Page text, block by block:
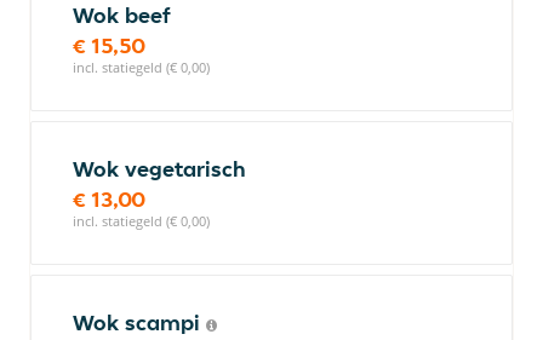
Wok beef
€ 15,50
incl. statiegeld (€ 0,00)
Wok vegetarisch
€ 13,00
incl. statiegeld (€ 0,00)
Wok scampi